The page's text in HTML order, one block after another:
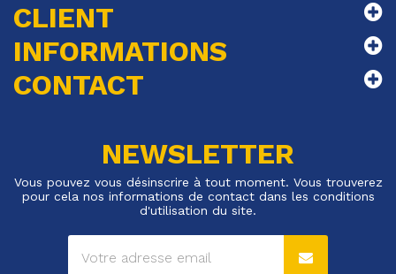
CLIENT
INFORMATIONS
CONTACT
NEWSLETTER
Vous pouvez vous désinscrire à tout moment. Vous trouverez
pour cela nos informations de contact dans les conditions
d'utilisation du site.